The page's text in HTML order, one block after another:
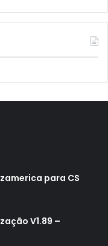
para CS
V1.89 –